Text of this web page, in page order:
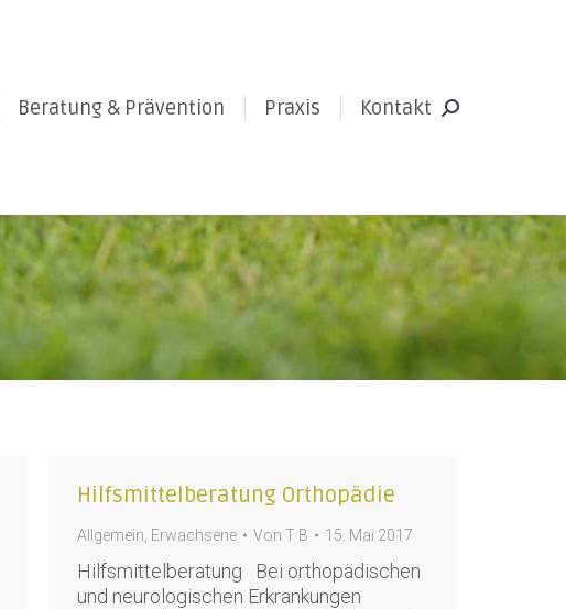
Beratung & Prävention Praxis Kontakt Search:
Hilfsmittelberatung Orthopädie
Allgemein Erwachsene Von T B 15. Mai 2017
Hilfsmittelberatung Bei orthopädischen
und neurologischen Erkrankungen